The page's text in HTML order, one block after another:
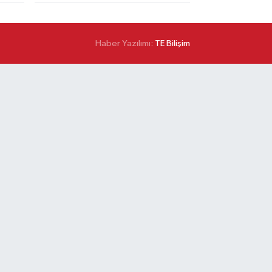
Haber Yazılımı: TE Bilişim